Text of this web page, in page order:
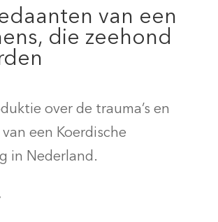
van een
die zeehond
over de trauma’s en
van een Koerdische
in Nederland.